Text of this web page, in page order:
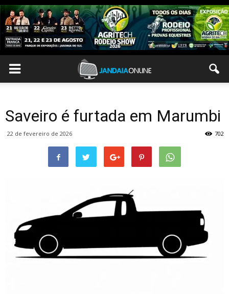
Saveiro é furtada em Marumbi
22 de fevereiro de 2026 702